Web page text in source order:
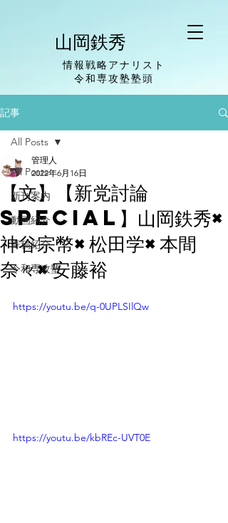
山岡鉄秀
情報戦略アナリスト
​令和専攻塾塾頭
記事
All Posts
新刊案内
動画紹介
寄稿紹介
令和専攻塾
All Posts
【文】【新党討論
SPECIAL】山岡鉄秀×
神谷宗幣×松田学×本間
奈々×安藤裕
管理人
2022年6月16日
https://youtu.be/q-0UPLSIlQw
https://youtu.be/kbREc-UVT0E